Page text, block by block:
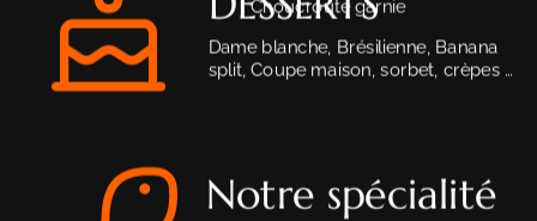
Choucroute garnie
Dame blanche, Brésilienne, Banana
split, Coupe maison, sorbet, crèpes …
Notre spécialité